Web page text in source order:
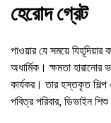
হেরোদ গ্রেট
পাওয়ার যে সময়ে
অধার্মিক। ক্ষমতা হারানোর
কার্যকর। তার হস্তকৃত
পবিত্র পরিবার, ডিভাইন